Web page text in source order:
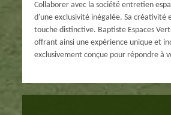
Collaborer avec la société entretien
d'une exclusivité inégalée. Sa
touche distinctive. Baptiste Espaces
offrant ainsi une expérience unique et
exclusivement conçue pour répondre à